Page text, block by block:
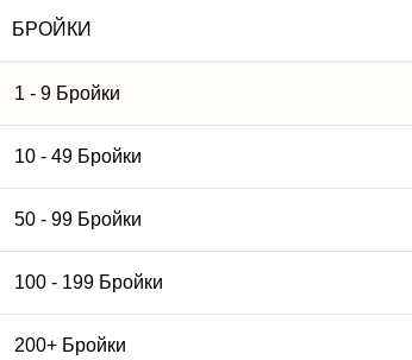
БРОЙКИ
1 - 9 Бройки
10 - 49 Бройки
50 - 99 Бройки
100 - 199 Бройки
200+ Бройки